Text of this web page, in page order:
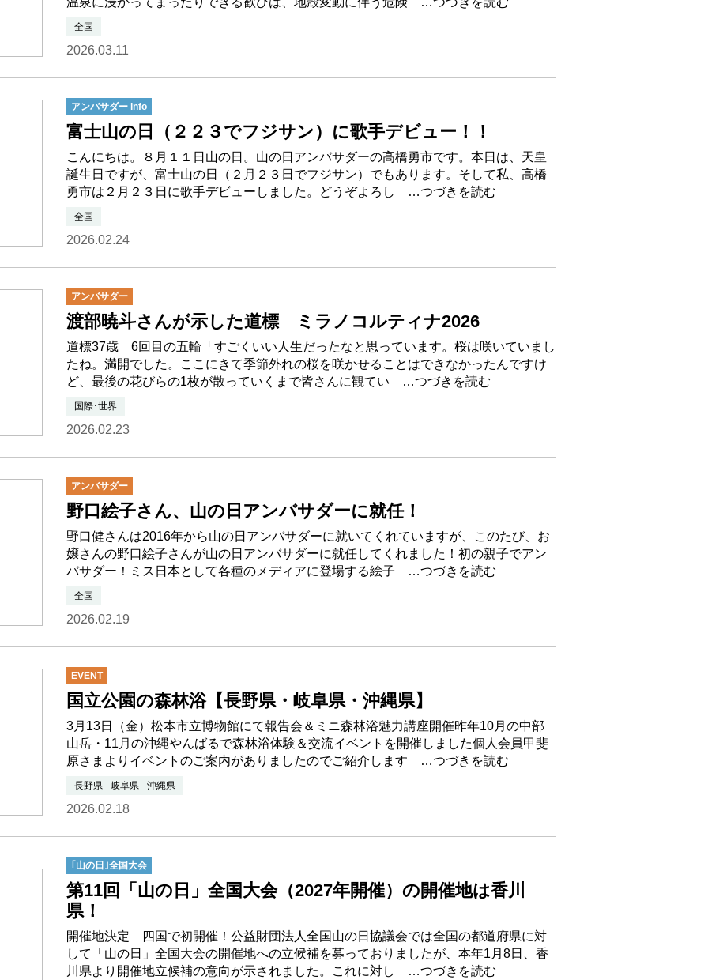
全国
2026.03.11
アンバサダー info
富士山の日（２２３でフジサン）に歌手デビュー！！
こんにちは。８月１１日山の日。山の日アンバサダーの高橋勇市です。本日は、天皇
誕生日ですが、富士山の日（２月２３日でフジサン）でもあります。そして私、高橋
勇市は２月２３日に歌手デビューしました。どうぞよろし …つづきを読む
全国
2026.02.24
アンバサダー
渡部暁斗さんが示した道標 ミラノコルティナ2026
道標37歳 6回目の五輪「すごくいい人生だったなと思っています。桜は咲いていまし
たね。満開でした。ここにきて季節外れの桜を咲かせることはできなかったんですけ
ど、最後の花びらの1枚が散っていくまで皆さんに観てい …つづきを読む
国際･世界
2026.02.23
アンバサダー
野口絵子さん、山の日アンバサダーに就任！
野口健さんは2016年から山の日アンバサダーに就いてくれていますが、このたび、お
嬢さんの野口絵子さんが山の日アンバサダーに就任してくれました！初の親子でアン
バサダー！ミス日本として各種のメディアに登場する絵子 …つづきを読む
全国
2026.02.19
EVENT
国立公園の森林浴【長野県・岐阜県・沖縄県】
3月13日（金）松本市立博物館にて報告会＆ミニ森林浴魅力講座開催昨年10月の中部
山岳・11月の沖縄やんばるで森林浴体験＆交流イベントを開催しました個人会員甲斐
原さまよりイベントのご案内がありましたのでご紹介します …つづきを読む
長野県 岐阜県 沖縄県
2026.02.18
｢山の日｣全国大会
第11回「山の日」全国大会（2027年開催）の開催地は香川
県！
開催地決定 四国で初開催！公益財団法人全国山の日協議会では全国の都道府県に対
して「山の日」全国大会の開催地への立候補を募っておりましたが、本年1月8日、香
川県より開催地立候補の意向が示されました。これに対し …つづきを読む